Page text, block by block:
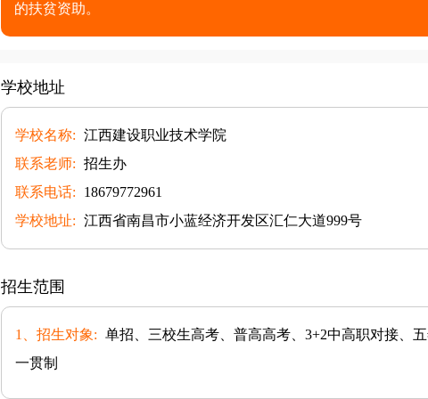
的扶贫资助。
学校地址
学校名称: 江西建设职业技术学院
联系老师: 招生办
联系电话:
18679772961
学校地址: 江西省南昌市小蓝经济开发区汇仁大道999号
招生范围
1、招生对象: 单招、三校生高考、普高高考、3+2中高职对接、
一贯制